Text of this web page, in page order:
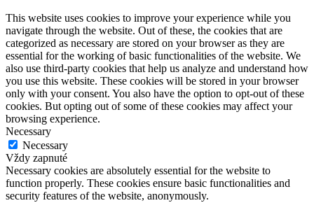
This website uses cookies to improve your experience while you
navigate through the website. Out of these, the cookies that are
categorized as necessary are stored on your browser as they are
essential for the working of basic functionalities of the website. We
also use third-party cookies that help us analyze and understand how
you use this website. These cookies will be stored in your browser
only with your consent. You also have the option to opt-out of these
cookies. But opting out of some of these cookies may affect your
browsing experience.
Necessary
Necessary
Vždy zapnuté
Necessary cookies are absolutely essential for the website to
function properly. These cookies ensure basic functionalities and
security features of the website, anonymously.